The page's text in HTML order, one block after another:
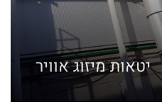
יטאות מיזוג אוויר